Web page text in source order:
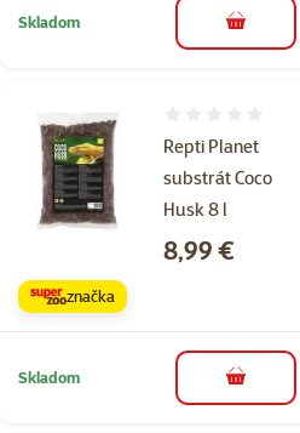
Skladom do košíka
Repti Planet
substrát Coco
Husk 8 l
Cena
8,99 €
značka
Skladom do košíka